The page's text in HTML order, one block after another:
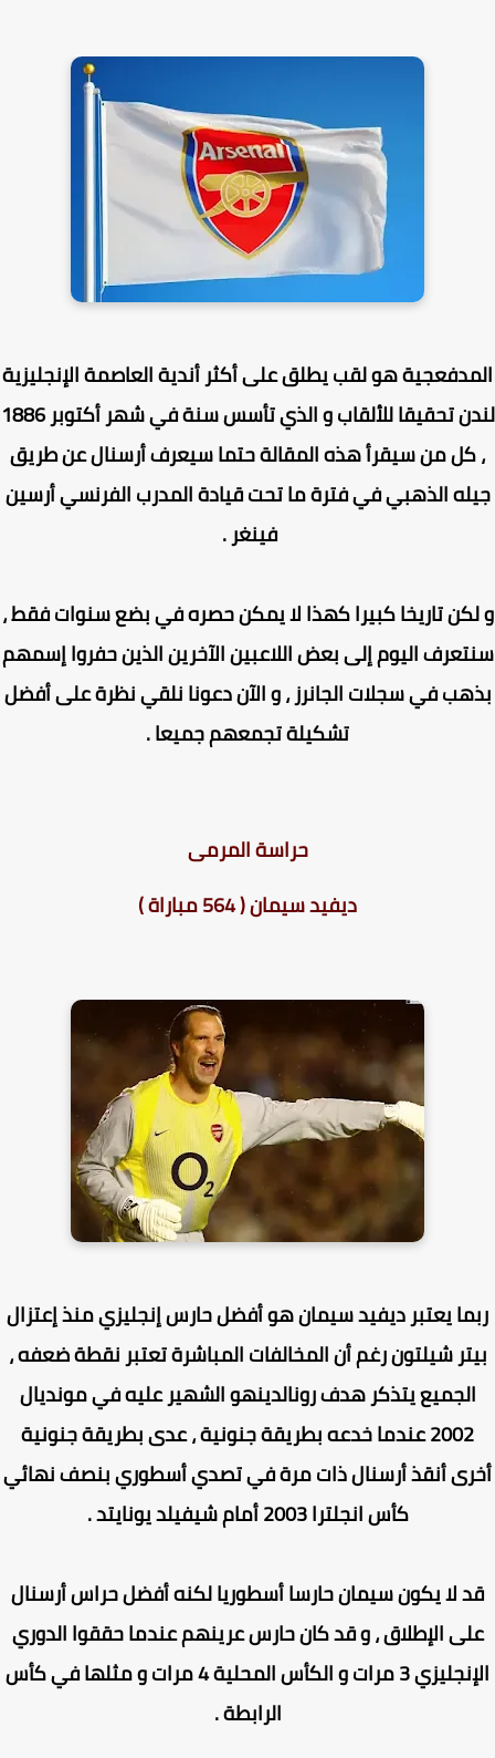
هو لقب يطلق على أكثر أندية العاصمة الإنجليزية
لندن تحقيقا للألقاب و الذي تأسس سنة في شهر أكتوبر 1886
من سيقرأ هذه المقالة حتما سيعرف أرسنال عن طريق
الذهبي في فترة ما تحت قيادة المدرب الفرنسي أرسين
فينغر .
تاريخا كبيرا كهذا لا يمكن حصره في بضع سنوات فقط ،
اليوم إلى بعض اللاعبين الآخرين الذين حفروا إسمهم
في سجلات الجانرز ، و الآن دعونا نلقي نظرة على أفضل
تشكيلة تجمعهم جميعا .
حراسة المرمى
ديفيد سيمان ( 564 مباراة )
يعتبر ديفيد سيمان هو أفضل حارس إنجليزي منذ إعتزال
شيلتون رغم أن المخالفات المباشرة تعتبر نقطة ضعفه ،
الجميع يتذكر هدف رونالدينهو الشهير عليه في مونديال
2002 عندما خدعه بطريقة جنونية ، عدى بطريقة جنونية
أنقذ أرسنال ذات مرة في تصدي أسطوري بنصف نهائي
كأس انجلترا 2003 أمام شيفيلد يونايتد .
لا يكون سيمان حارسا أسطوريا لكنه أفضل حراس أرسنال
الإطلاق ، و قد كان حارس عرينهم عندما حققوا الدوري
الإنجليزي 3 مرات و الكأس المحلية 4 مرات و مثلها في كأس
الرابطة .